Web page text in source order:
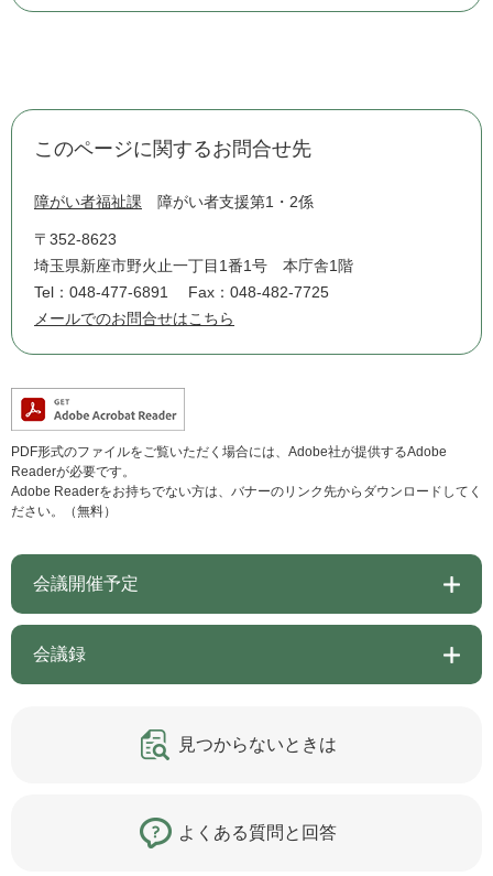
このページに関するお問合せ先
障がい者福祉課 障がい者支援第1・2係
〒352-8623
埼玉県新座市野火止一丁目1番1号 本庁舎1階
Tel：048-477-6891
Fax：048-482-7725
メールでのお問合せはこちら
PDF形式のファイルをご覧いただく場合には、Adobe社が提供するAdobe
Readerが必要です。
Adobe Readerをお持ちでない方は、バナーのリンク先からダウンロードしてく
ださい。（無料）
会議開催予定
会議録
見つからないときは
よくある質問と回答